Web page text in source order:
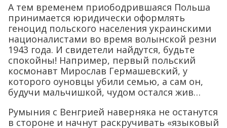
А тем временем приободрившаяся Польша
принимается юридически оформлять
геноцид польского населения украинскими
националистами во время волынской резни
1943 года. И свидетели найдутся, будьте
спокойны! Например, первый польский
космонавт Мирослав Гермашевский, у
которого оуновцы убили семью, а сам он,
будучи мальчишкой, чудом остался жив…
Румыния с Венгрией наверняка не останутся
в стороне и начнут раскручивать «языковый